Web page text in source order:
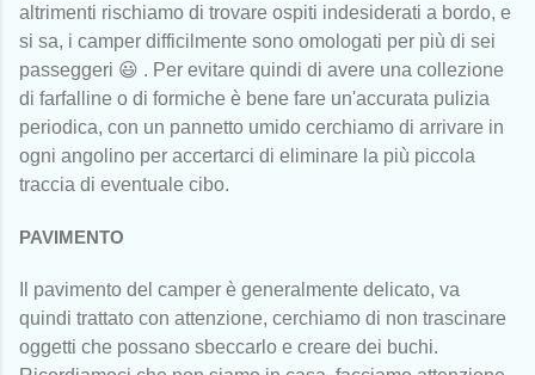
altrimenti rischiamo di trovare ospiti indesiderati a bordo, e
si sa, i camper difficilmente sono omologati per più di sei
passeggeri 😃 . Per evitare quindi di avere una collezione
di farfalline o di formiche è bene fare un'accurata pulizia
periodica, con un pannetto umido cerchiamo di arrivare in
ogni angolino per accertarci di eliminare la più piccola
traccia di eventuale cibo.
PAVIMENTO
Il pavimento del camper è generalmente delicato, va
quindi trattato con attenzione, cerchiamo di non trascinare
oggetti che possano sbeccarlo e creare dei buchi.